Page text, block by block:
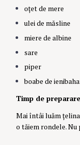
oțet de mere
ulei de măsline
miere de albine
sare
piper
boabe de
Timp de preparare
Mai întâi luăm țelina
o tăiem rondele. Nu